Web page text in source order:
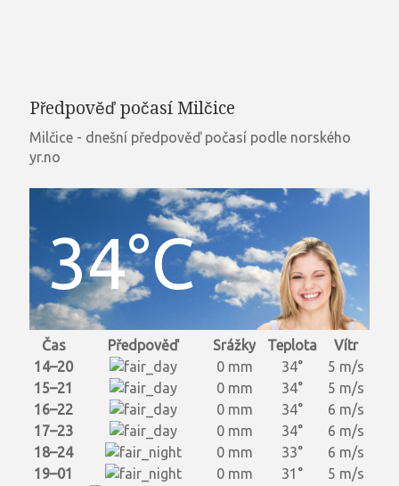
Předpověď počasí Milčice
Milčice - dnešní předpověď počasí podle norského
yr.no
34°C
Čas Předpověď Srážky Teplota
Vítr
14–20
0 mm 34°
5 m/s
15–21
0 mm 34°
5 m/s
16–22
0 mm 34°
6 m/s
17–23
0 mm 34°
6 m/s
18–24
0 mm 33°
6 m/s
19–01
0 mm 31°
5 m/s